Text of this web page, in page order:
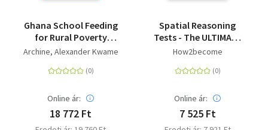
Ghana School Feeding
for Rural Poverty
Reduction - A
Exploratory Case
Archine, Alexander Kwame
Online ár:
18 772 Ft
Spatial Reasoning
Tests - The ULTIMATE
guide to passing
tests (Testing Series)
How2become
Online ár:
7 525 Ft